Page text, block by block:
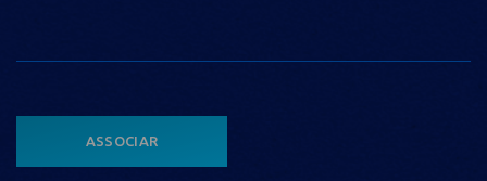
ASSOCIAR